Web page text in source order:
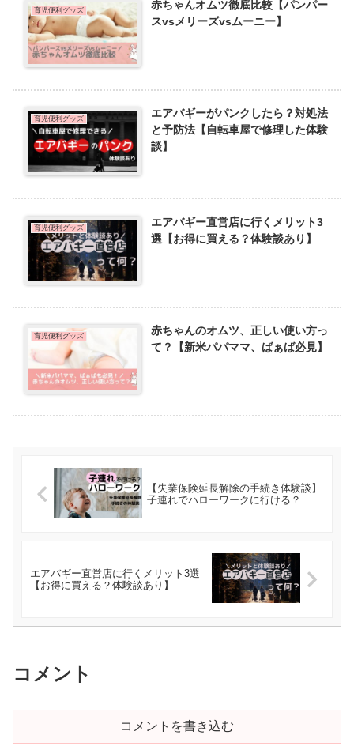
育児便利グッズ
赤ちゃんオムツ徹底比較【パンパー
スvsメリーズvsムーニー】
育児便利グッズ
エアバギーがパンクしたら？対処法
と予防法【自転車屋で修理した体験
談】
育児便利グッズ
エアバギー直営店に行くメリット3
選【お得に買える？体験談あり】
育児便利グッズ
赤ちゃんのオムツ、正しい使い方っ
て？【新米パパママ、ばぁば必見】
【失業保険延長解除の手続き体験談】
子連れでハローワークに行ける？
エアバギー直営店に行くメリット3選
【お得に買える？体験談あり】
コメント
コメントを書き込む